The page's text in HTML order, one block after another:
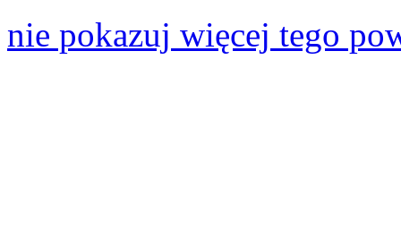
nie pokazuj więcej tego